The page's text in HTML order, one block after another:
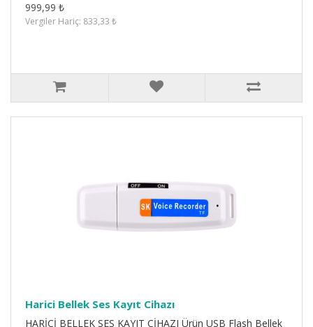
999,99 ₺
Vergiler Hariç: 833,33 ₺
Harici Bellek Ses Kayıt Cihazı
HARİCİ BELLEK SES KAYIT CİHAZI Ürün USB Flash Bellek